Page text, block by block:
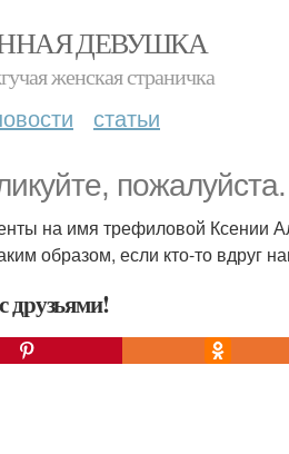
ДЕВУШКА
женская страничка
статьи
на имя трефиловой Ксении
образом, если кто-то вдруг
друзьями!